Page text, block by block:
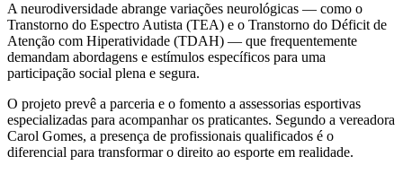
A neurodiversidade abrange variações neurológicas — como o
Transtorno do Espectro Autista (TEA) e o Transtorno do Déficit de
Atenção com Hiperatividade (TDAH) — que frequentemente
demandam abordagens e estímulos específicos para uma
participação social plena e segura.
O projeto prevê a parceria e o fomento a assessorias esportivas
especializadas para acompanhar os praticantes. Segundo a vereadora
Carol Gomes, a presença de profissionais qualificados é o
diferencial para transformar o direito ao esporte em realidade.